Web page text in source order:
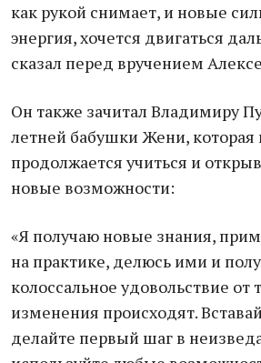
как рукой снимает, и новые
энергия, хочется двигаться
сказал перед вручением
Он также зачитал Владимиру
летней бабушки Жени, которая
продолжается учиться и
новые возможности:
«Я получаю новые знания,
на практике, делюсь ими и
колоссальное удовольствие от
изменения происходят.
делайте первый шаг в